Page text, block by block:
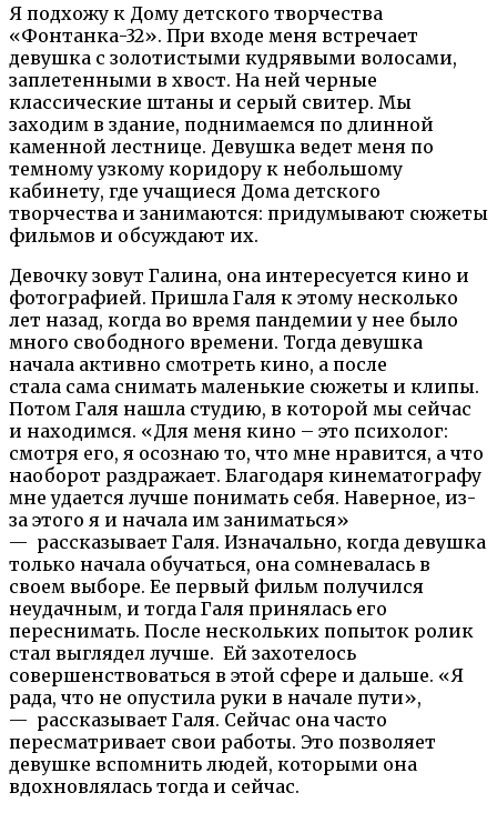
Я подхожу к Дому детского творчества
«Фонтанка-32». При входе меня встречает
девушка с золотистыми кудрявыми волосами,
заплетенными в хвост. На ней черные
классические штаны и серый свитер. Мы
заходим в здание, поднимаемся по длинной
каменной лестнице. Девушка ведет меня по
темному узкому коридору к небольшому
кабинету, где учащиеся Дома детского
творчества и занимаются: придумывают сюжеты
фильмов и обсуждают их.
Девочку зовут Галина, она интересуется кино и
фотографией. Пришла Галя к этому несколько
лет назад, когда во время пандемии у нее было
много свободного времени. Тогда девушка
начала активно смотреть кино, а после
стала сама снимать маленькие сюжеты и клипы.
Потом Галя нашла студию, в которой мы сейчас
и находимся. «Для меня кино – это психолог:
смотря его, я осознаю то, что мне нравится, а что
наоборот раздражает. Благодаря кинематографу
мне удается лучше понимать себя. Наверное, из-
за этого я и начала им заниматься»
— рассказывает Галя. Изначально, когда девушка
только начала обучаться, она сомневалась в
своем выборе. Ее первый фильм получился
неудачным, и тогда Галя принялась его
переснимать. После нескольких попыток ролик
стал выглядел лучше. Ей захотелось
совершенствоваться в этой сфере и дальше. «Я
рада, что не опустила руки в начале пути»,
— рассказывает Галя. Сейчас она часто
пересматривает свои работы. Это позволяет
девушке вспомнить людей, которыми она
вдохновлялась тогда и сейчас.